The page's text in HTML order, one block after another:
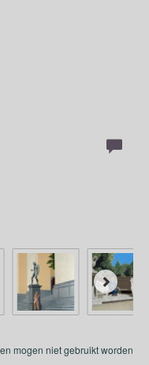
mogen niet gebruikt worden